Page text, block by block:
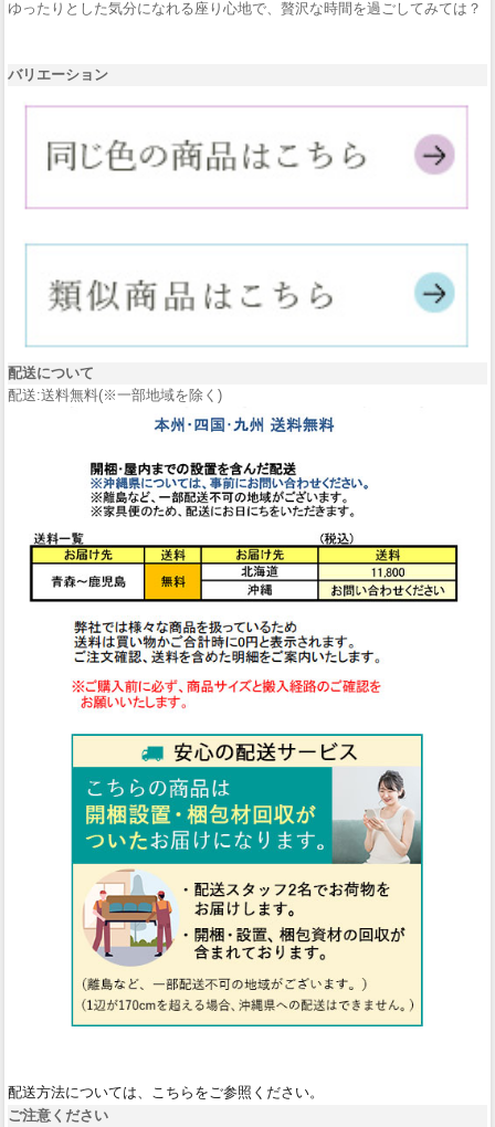
ゆったりとした気分になれる座り心地で、贅沢な時間を過ごしてみては？
バリエーション
配送について
配送:送料無料(※一部地域を除く)
配送方法については、こちらをご参照ください。
ご注意ください